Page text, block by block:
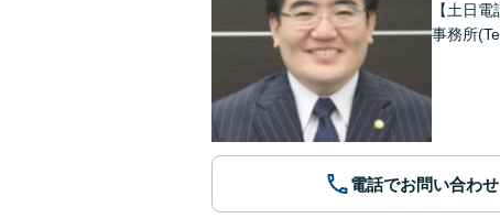
【土日
事務所
電話でお問い合わせ